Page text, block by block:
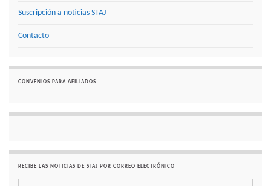
Suscripción a noticias STAJ
Contacto
CONVENIOS PARA AFILIADOS
RECIBE LAS NOTICIAS DE STAJ POR CORREO ELECTRÓNICO